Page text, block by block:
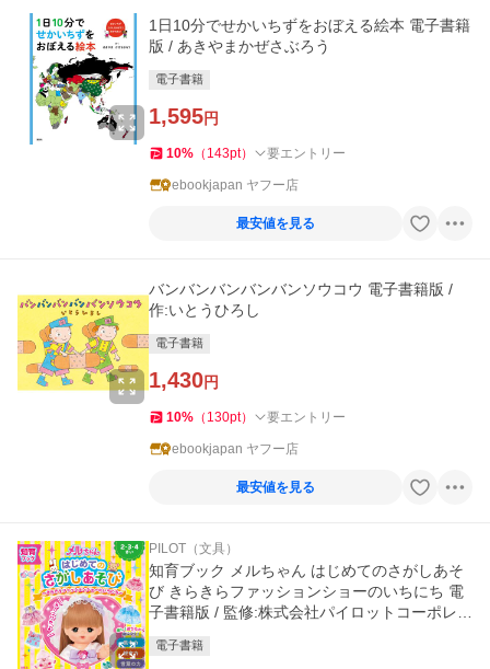
1日10分でせかいちずをおぼえる絵本 電子書籍
版 / あきやまかぜさぶろう
電子書籍
1,595円
10% （ 143pt） 要エントリー
ebookjapan ヤフー店
最安値を見る
バンバンバンバンバンソウコウ 電子書籍版 /
作:いとうひろし
電子書籍
1,430円
10% （ 130pt） 要エントリー
ebookjapan ヤフー店
最安値を見る
PILOT（文具）
知育ブック メルちゃん はじめてのさがしあそ
び きらきらファッションショーのいちにち 電
子書籍版 / 監修:株式会社パイロットコーポレー
電子書籍